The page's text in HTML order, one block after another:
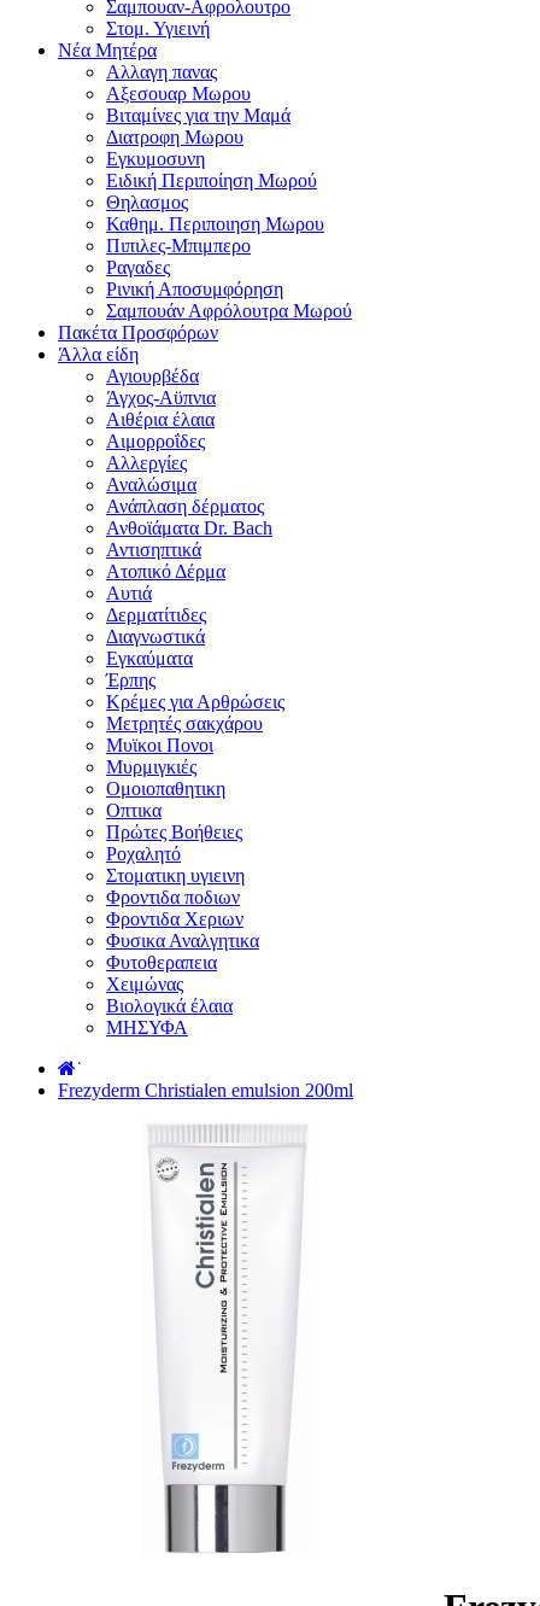
Σαμπουαν-Αφρολουτρο
Στομ. Υγιεινή
Νέα Μητέρα
Αλλαγη πανας
Αξεσουαρ Μωρου
Βιταμίνες για την Μαμά
Διατροφη Μωρου
Εγκυμοσυνη
Ειδική Περιποίηση Μωρού
Θηλασμος
Καθημ. Περιποιηση Μωρου
Πιπιλες-Μπιμπερο
Ραγαδες
Ρινική Αποσυμφόρηση
Σαμπουάν Αφρόλουτρα Μωρού
Πακέτα Προσφόρων
Άλλα είδη
Αγιουρβέδα
Άγχος-Αϋπνια
Αιθέρια έλαια
Αιμορροΐδες
Αλλεργίες
Αναλώσιμα
Ανάπλαση δέρματος
Ανθοϊάματα Dr. Bach
Αντισηπτικά
Ατοπικό Δέρμα
Αυτιά
Δερματίτιδες
Διαγνωστικά
Εγκαύματα
Έρπης
Κρέμες για Αρθρώσεις
Μετρητές σακχάρου
Μυϊκοι Πονοι
Μυρμιγκιές
Ομοιοπαθητικη
Οπτικα
Πρώτες Βοήθειες
Ροχαλητό
Στοματικη υγιεινη
Φροντιδα ποδιων
Φροντιδα Χεριων
Φυσικα Αναλγητικα
Φυτοθεραπεια
Χειμώνας
Βιολογικά έλαια
ΜΗΣΥΦΑ
˙
Frezyderm Christialen emulsion 200ml